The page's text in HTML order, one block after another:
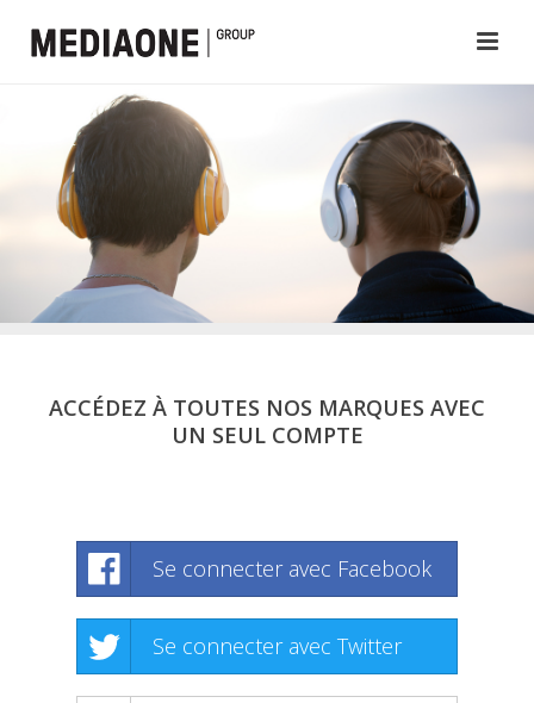
ACCÉDEZ À TOUTES NOS MARQUES AVEC
UN SEUL COMPTE
Se connecter avec Facebook
Se connecter avec Twitter